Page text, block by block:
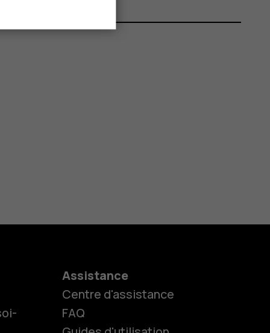
Assistance
Centre d'assistance
FAQ